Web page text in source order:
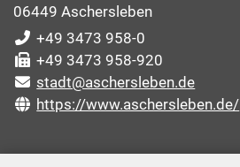
06449 Aschersleben
+49 3473 958-0
+49 3473 958-920
stadt@aschersleben.de
https://www.aschersleben.de/